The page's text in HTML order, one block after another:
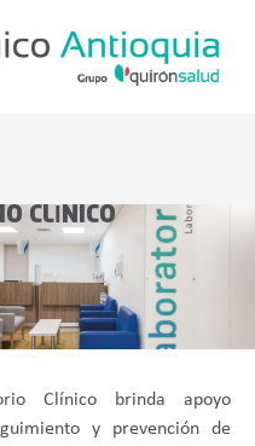
CLÍNICO
Clínico brinda apoyo
y prevención de